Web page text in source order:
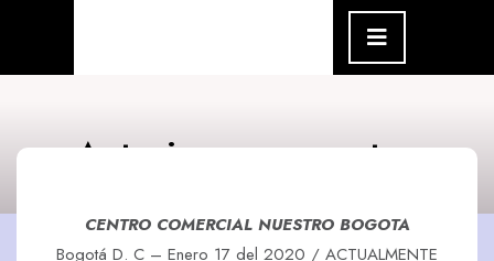
Open
Anteriores proyectos
CENTRO COMERCIAL NUESTRO BOGOTA
Bogotá D. C – Enero 17 del 2020 / ACTUALMENTE